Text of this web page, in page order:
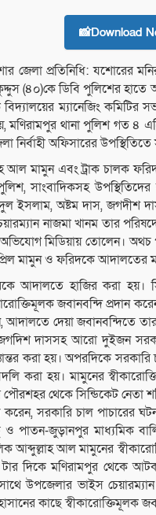
📸Download
জেলা প্রতিনিধি: যশোরের
(৪০)কে ডিবি পুলিশের
ম্যানেজিং
মণিরামপুর থানা পুলিশ গত ৪
নির্বাহী অফিসারের
আল মামুন এবং ট্রাক চালক
সাংবাদিকসহ
ইসলাম, অষ্টম দাস, জগদীশ
নাজমা খানম তার
মিডিয়ায় তোলেন। অথচ
মামুন ও ফরিদকে আদালতের
আদালতে হাজির করা হয়।
জবানবন্দি প্রদান
আদালতে দেয়া জবানবন্দিতে
দাসসহ আরো দুইজন
করা হয়। অপরদিকে
করা হয়। মামুনের
পৌরশহর থেকে সিন্ডিকেট
সরকারি চাল পাচারের
ও পাতন-জুড়ানপুর মাধ্যমিক
আব্দুল্লাহ আল মামুনের
দিকে মণিরামপুর থেকে
উপজেলার ভাইস
হাসানের কাছে স্বীকারোক্তিমূলক